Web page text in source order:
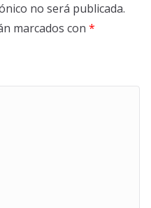
no será publicada.
marcados con *